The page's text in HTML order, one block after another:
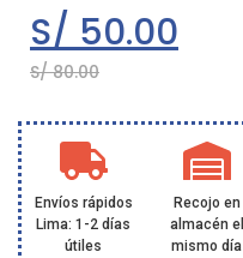
S/80.00
S/ 50.00
Envíos rápidos
Lima: 1-2 días
útiles
Recojo en
almacén el
mismo día